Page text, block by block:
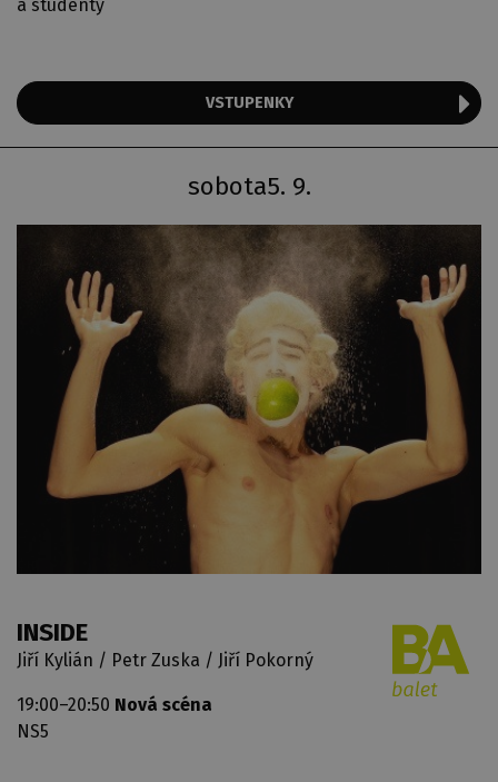
a studenty
VSTUPENKY
5. 9.
sobota
INSIDE
Jiří Kylián / Petr Zuska / Jiří Pokorný
19:00–20:50 Nová scéna
NS5